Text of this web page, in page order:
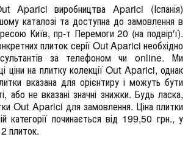
Aparici виробництваAparici (Іспанія)
каталозі та доступна до замовлення в
Київ, пр-т Перемоги 20 (на подвір'ї).
плиток серії Out Aparici необхідно
за телефоном чи online. Ми
ціни на плитку колекціїOut Aparici, однак
вказана для орієнтиру і можуть бути
або не вказані значні знижки. Будь ласка,
Out Aparici для замовлення. Ціна плитки
категорії починається від 199,50 грн., у
плиток.